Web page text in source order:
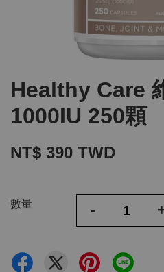
Healthy Care
1000IU 250顆
NT$ 390 TWD
數量 -